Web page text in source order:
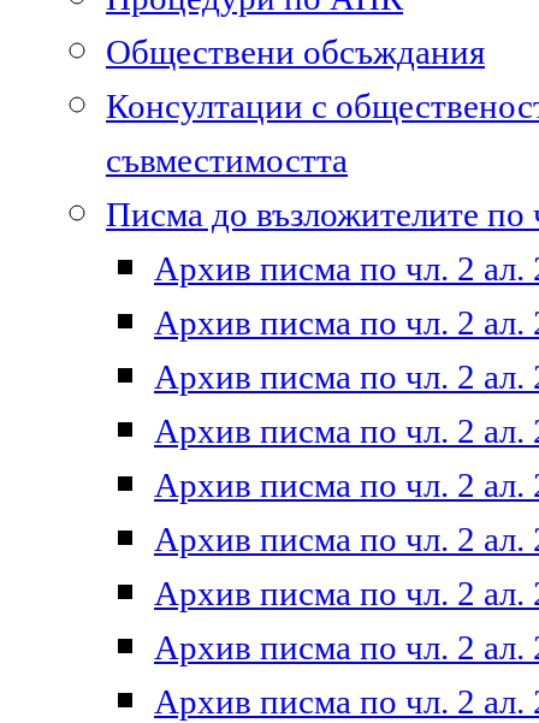
Обществени обсъждания
Консултации с
съвместимостта
Писма до възложителите по
Архив писма по чл. 2 ал.
Архив писма по чл. 2 ал.
Архив писма по чл. 2 ал.
Архив писма по чл. 2 ал.
Архив писма по чл. 2 ал.
Архив писма по чл. 2 ал.
Архив писма по чл. 2 ал.
Архив писма по чл. 2 ал.
Архив писма по чл. 2 ал.